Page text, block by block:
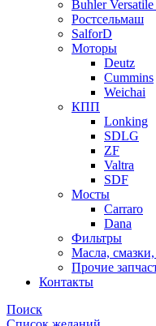
Buhler
Ростсельмаш
SalforD
Моторы
Deutz
Cummins
Weichai
КПП
Lonking
SDLG
ZF
Valtra
SDF
Мосты
Carraro
Dana
Фильтры
Масла,
Прочие
Контакты
Поиск